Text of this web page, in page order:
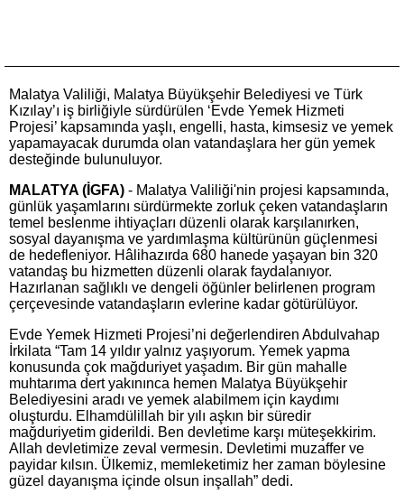
Malatya Valiliği, Malatya Büyükşehir Belediyesi ve Türk
Kızılay’ı iş birliğiyle sürdürülen ‘Evde Yemek Hizmeti
Projesi’ kapsamında yaşlı, engelli, hasta, kimsesiz ve yemek
yapamayacak durumda olan vatandaşlara her gün yemek
desteğinde bulunuluyor.
MALATYA (İGFA) - Malatya Valiliği'nin projesi kapsamında,
günlük yaşamlarını sürdürmekte zorluk çeken vatandaşların
temel beslenme ihtiyaçları düzenli olarak karşılanırken,
sosyal dayanışma ve yardımlaşma kültürünün güçlenmesi
de hedefleniyor. Hâlihazırda 680 hanede yaşayan bin 320
vatandaş bu hizmetten düzenli olarak faydalanıyor.
Hazırlanan sağlıklı ve dengeli öğünler belirlenen program
çerçevesinde vatandaşların evlerine kadar götürülüyor.
Evde Yemek Hizmeti Projesi’ni değerlendiren Abdulvahap
İrkilata “Tam 14 yıldır yalnız yaşıyorum. Yemek yapma
konusunda çok mağduriyet yaşadım. Bir gün mahalle
muhtarıma dert yakınınca hemen Malatya Büyükşehir
Belediyesini aradı ve yemek alabilmem için kaydımı
oluşturdu. Elhamdülillah bir yılı aşkın bir süredir
mağduriyetim giderildi. Ben devletime karşı müteşekkirim.
Allah devletimize zeval vermesin. Devletimi muzaffer ve
payidar kılsın. Ülkemiz, memleketimiz her zaman böylesine
güzel dayanışma içinde olsun inşallah” dedi.